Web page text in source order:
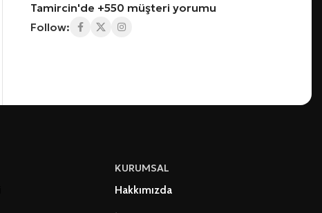
Tamircin'de +550 müşteri yorumu
Follow:
KURUMSAL
Hakkımızda